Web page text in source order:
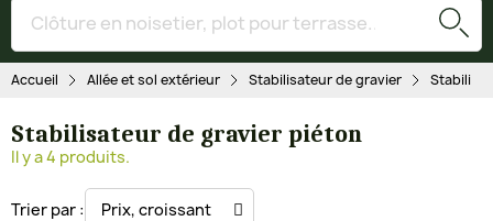
Accueil Allée et sol extérieur Stabilisateur de gravier
Stabilisateur de gravier piéton
Il y a 4 produits.
Trier par :